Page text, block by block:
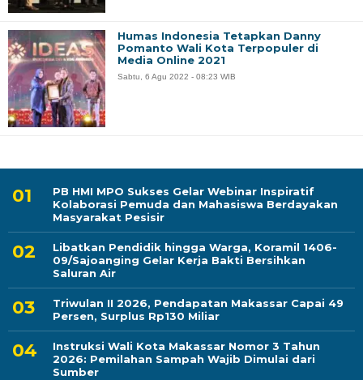
PB HMI MPO Sukses Gelar Webinar Inspiratif
Kolaborasi Pemuda dan Mahasiswa Berdayakan
Masyarakat Pesisir
Libatkan Pendidik hingga Warga, Koramil 1406-
09/Sajoanging Gelar Kerja Bakti Bersihkan
Saluran Air
Triwulan II 2026, Pendapatan Makassar Capai 49
Persen, Surplus Rp130 Miliar
Instruksi Wali Kota Makassar Nomor 3 Tahun
2026: Pemilahan Sampah Wajib Dimulai dari
Sumber
Humas Indonesia Tetapkan Danny
Pomanto Wali Kota Terpopuler di
Media Online 2021
Sabtu, 6 Agu 2022 - 08:23 WIB